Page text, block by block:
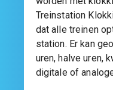
Treinstation
dat alle treinen
station. Er kan
uren, halve uren,
digitale of